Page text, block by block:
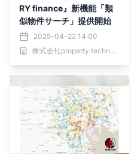
RY finance』新機能「類
似物件サーチ」提供開始
2025-04-22 14:00
株式会社property technologies